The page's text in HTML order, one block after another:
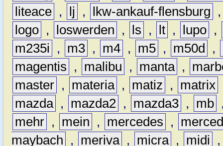
liteace , lj , lkw-ankauf-flensburg
logo , loswerden , ls , lt , lupo ,
m235i
, m3 , m4 , m5 , m50d ,
magentis
, malibu , manta ,
master , materia , matiz , matrix
mazda , mazda2 , mazda3 , mb
mehr , mein , mercedes ,
maybach
, meriva , micra , midi